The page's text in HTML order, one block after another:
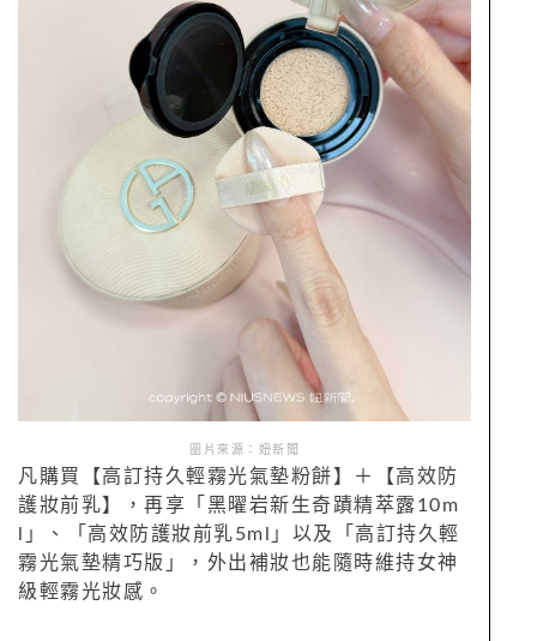
圖片來源：妞新聞
凡購買【高訂持久輕霧光氣墊粉餅】＋【高效防
護妝前乳】，再享「黑曜岩新生奇蹟精萃露10m
l」、「高效防護妝前乳5ml」以及「高訂持久輕
霧光氣墊精巧版」，外出補妝也能隨時維持女神
級輕霧光妝感。